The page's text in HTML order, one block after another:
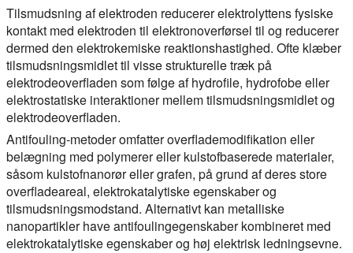
Tilsmudsning af elektroden reducerer elektrolyttens fysiske
kontakt med elektroden til elektronoverførsel til og reducerer
dermed den elektrokemiske reaktionshastighed. Ofte klæber
tilsmudsningsmidlet til visse strukturelle træk på
elektrodeoverfladen som følge af hydrofile, hydrofobe eller
elektrostatiske interaktioner mellem tilsmudsningsmidlet og
elektrodeoverfladen.
Antifouling-metoder omfatter overflademodifikation eller
belægning med polymerer eller kulstofbaserede materialer,
såsom kulstofnanorør eller grafen, på grund af deres store
overfladeareal, elektrokatalytiske egenskaber og
tilsmudsningsmodstand. Alternativt kan metalliske
nanopartikler have antifoulingegenskaber kombineret med
elektrokatalytiske egenskaber og høj elektrisk ledningsevne.